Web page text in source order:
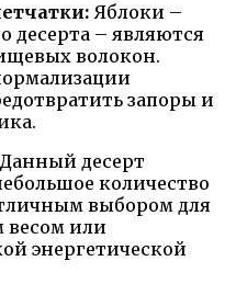
Яблоки –
десерта – являются
волокон.
запоры и
Данный десерт
количество
выбором для
весом или
энергетической